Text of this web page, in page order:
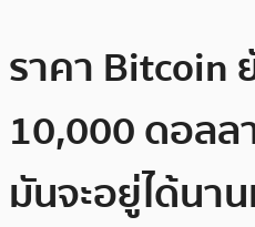
ราคา Bitcoin
10,000 ดอลล
มันจะอยู่ได้นา